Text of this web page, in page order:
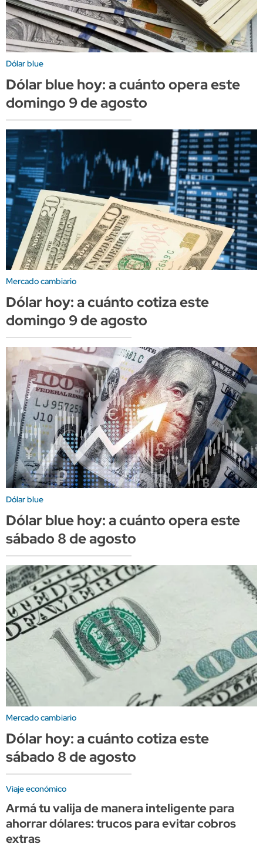
Dólar blue
Dólar blue hoy: a cuánto opera este
domingo 9 de agosto
Mercado cambiario
Dólar hoy: a cuánto cotiza este
domingo 9 de agosto
Dólar blue
Dólar blue hoy: a cuánto opera este
sábado 8 de agosto
Mercado cambiario
Dólar hoy: a cuánto cotiza este
sábado 8 de agosto
Viaje económico
Armá tu valija de manera inteligente para
ahorrar dólares: trucos para evitar cobros
extras